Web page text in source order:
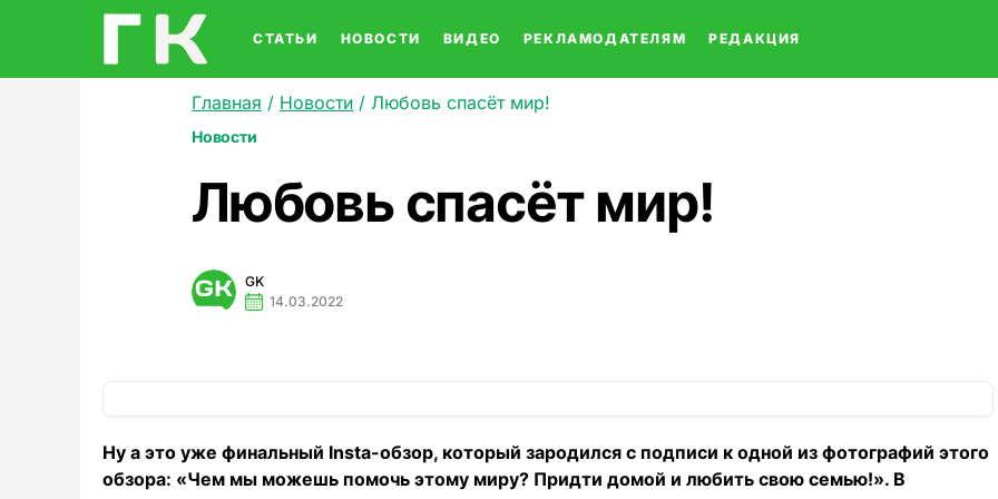
СТАТЬИ НОВОСТИ ВИДЕО РЕКЛАМОДАТЕЛЯМ РЕДАКЦИЯ
Главная / Новости / Любовь спасёт мир!
Новости
Любовь спасёт мир!
GK
14.03.2022
Ну а это уже финальный Insta-обзор, который зародился с подписи к одной из фотографий этого
обзора: «Чем мы можешь помочь этому миру? Придти домой и любить свою семью!». В